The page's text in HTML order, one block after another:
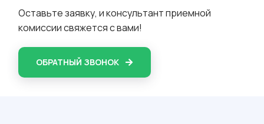
Оставьте заявку, и консультант приемной
комиссии свяжется с вами!
ОБРАТНЫЙ ЗВОНОК